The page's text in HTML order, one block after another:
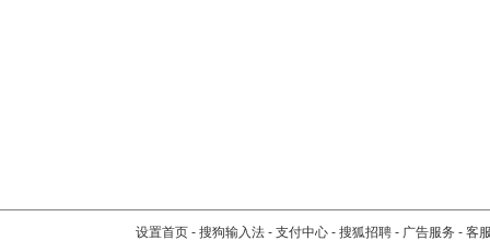
设置首页 - 搜狗输入法 - 支付中心 - 搜狐招聘 - 广告服务 - 客